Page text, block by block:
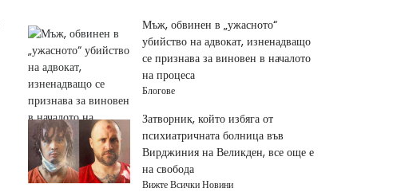
Мъж, обвинен в „ужасното“
убийство на адвокат, изненадващо
се признава за виновен в началото
на процеса
Блогове
Затворник, който избяга от
психиатричната болница във
Вирджиния на Великден, все още е
на свобода
Вижте Всички Новини